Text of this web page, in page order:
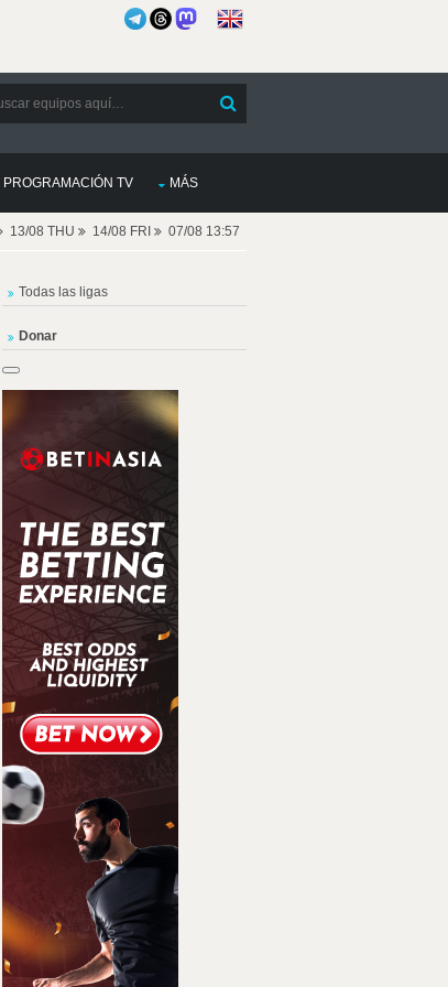
PROGRAMACIÓN TV MÁS
13/08 THU 14/08 FRI 07/08 13:57
Todas las ligas
Donar